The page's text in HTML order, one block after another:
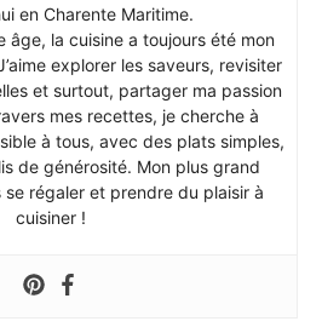
en Charente Maritime.
âge, la cuisine a toujours été mon
explorer les saveurs, revisiter
et surtout, partager ma passion
mes recettes, je cherche à
à tous, avec des plats simples,
de générosité. Mon plus grand
se régaler et prendre du plaisir à
cuisiner !